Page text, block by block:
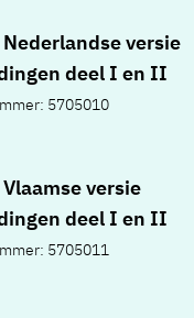
in box)
18-80 jaar, 10
18-80
18-80
versie
deel I en II
5705010
versie
deel I en II
5705011